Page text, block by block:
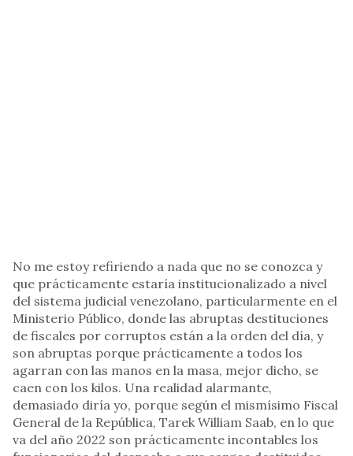
No me estoy refiriendo a nada que no se conozca y
que prácticamente estaría institucionalizado a nivel
del sistema judicial venezolano, particularmente en el
Ministerio Público, donde las abruptas destituciones
de fiscales por corruptos están a la orden del día, y
son abruptas porque prácticamente a todos los
agarran con las manos en la masa, mejor dicho, se
caen con los kilos. Una realidad alarmante,
demasiado diría yo, porque según el mismísimo Fiscal
General de la República, Tarek William Saab, en lo que
va del año 2022 son prácticamente incontables los